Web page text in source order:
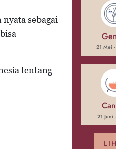
sebagai
tentang
21 Mei
21 Juni